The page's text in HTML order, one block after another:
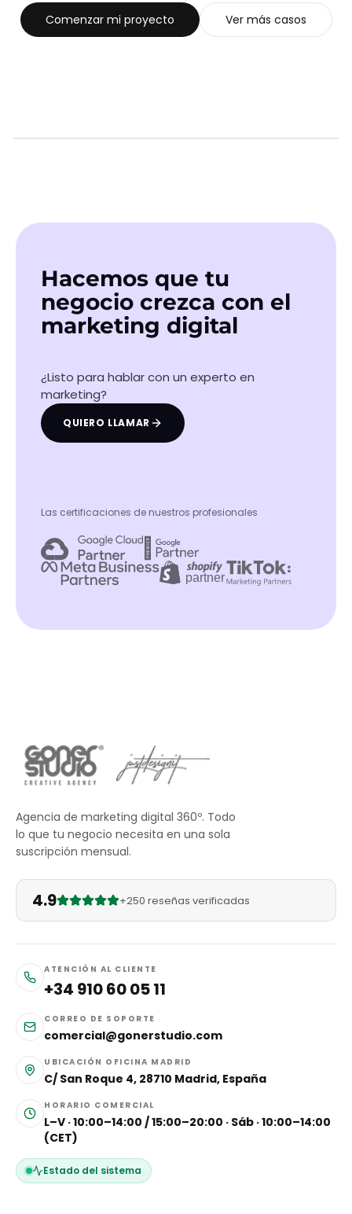
Comenzar mi proyecto Ver más casos
Hacemos que tu
negocio crezca con el
marketing digital
¿Listo para hablar con un experto en
marketing?
QUIERO LLAMAR
Las certificaciones de nuestros profesionales
Agencia de marketing digital 360º. Todo
lo que tu negocio necesita en una sola
suscripción mensual.
4.9 +250 reseñas verificadas
ATENCIÓN AL CLIENTE
+34 910 60 05 11
CORREO DE SOPORTE
comercial@gonerstudio.com
UBICACIÓN OFICINA MADRID
C/ San Roque 4, 28710 Madrid, España
HORARIO COMERCIAL
L–V · 10:00–14:00 / 15:00–20:00 · Sáb · 10:00–14:00
(CET)
Estado del sistema